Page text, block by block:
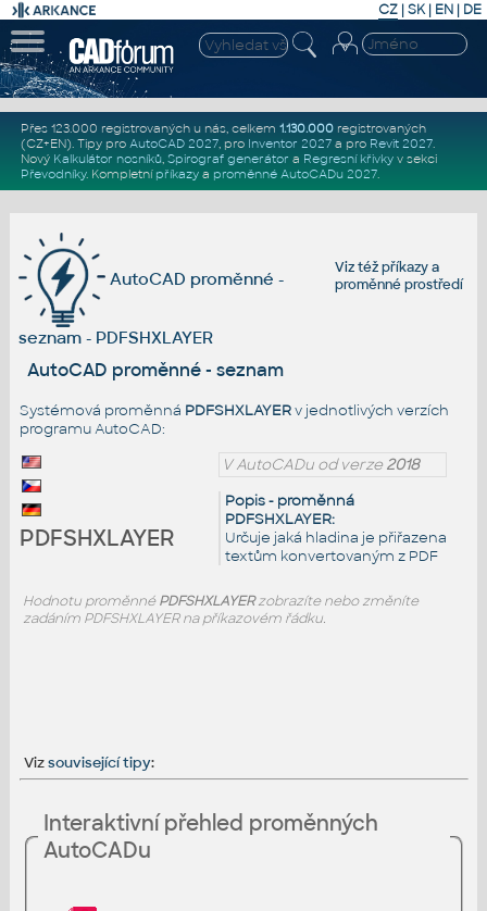
CZ | SK| EN | DE
Přes 123.000 registrovaných u nás, celkem 1.130.000registrovaných
(CZ+EN). Tipy pro AutoCAD 2027, pro Inventor 2027a pro Revit 2027.
Nový Kalkulátor nosníků, Spirograf generátor a Regresní křivkyv sekci
Převodníky. Kompletní příkazya proměnné AutoCADu 2027.
Viz téžpříkazya
proměnné prostředí
AutoCAD proměnné -
seznam - PDFSHXLAYER
AutoCAD proměnné - seznam
Systémová proměnná PDFSHXLAYERv jednotlivých verzích
programu AutoCAD:
V AutoCADu od verze2018
Popis - proměnná
PDFSHXLAYER:
Určuje jaká hladina je přiřazena
textům konvertovaným z PDF
PDFSHXLAYER
Hodnotu proměnnéPDFSHXLAYERzobrazíte nebo změníte
zadáním PDFSHXLAYER na příkazovém řádku.
Vizsouvisející tipy:
Interaktivní přehled proměnných
AutoCADu